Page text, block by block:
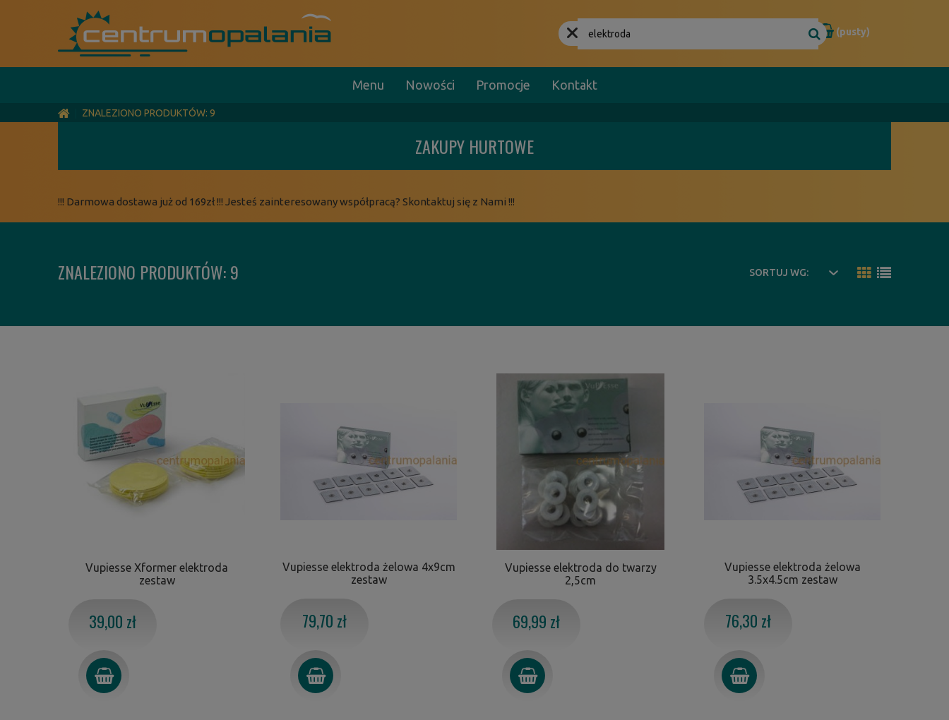
(pusty)
Menu Nowości Promocje Kontakt
ZNALEZIONO PRODUKTÓW: 9
ZAKUPY HURTOWE
!!! Darmowa dostawa już od 169zł !!! Jesteś zainteresowany współpracą? Skontaktuj się z Nami !!!
ZNALEZIONO PRODUKTÓW: 9 SORTUJ WG:
Vupiesse Xformer elektroda
zestaw
39,00 zł
Vupiesse elektroda żelowa 4x9cm
zestaw
79,70 zł
Vupiesse elektroda do twarzy
2,5cm
69,99 zł
Vupiesse elektroda żelowa
3.5x4.5cm zestaw
76,30 zł